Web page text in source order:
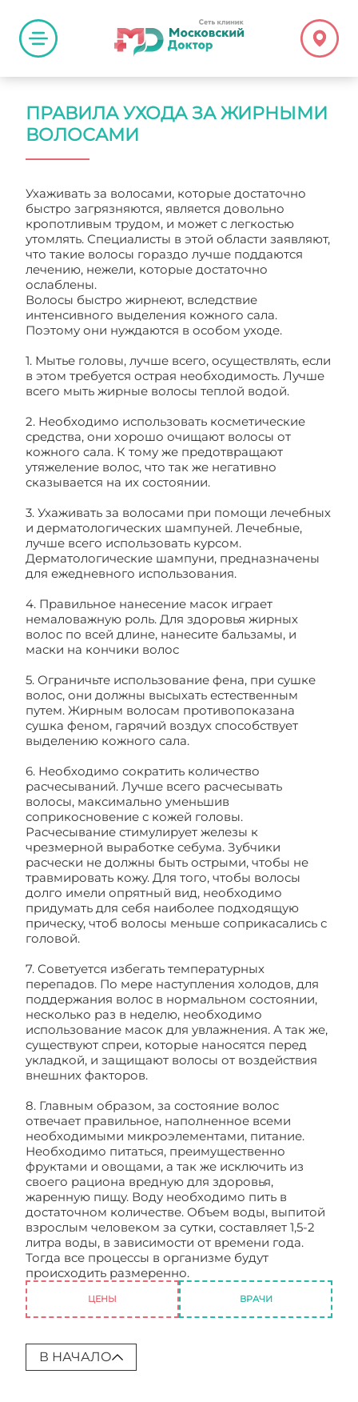
ПРАВИЛА УХОДА ЗА ЖИРНЫМИ
ВОЛОСАМИ
Ухаживать за волосами, которые достаточно
быстро загрязняются, является довольно
кропотливым трудом, и может с легкостью
утомлять. Специалисты в этой области заявляют,
что такие волосы гораздо лучше поддаются
лечению, нежели, которые достаточно
ослаблены.
Волосы быстро жирнеют, вследствие
интенсивного выделения кожного сала.
Поэтому они нуждаются в особом уходе.
1. Мытье головы, лучше всего, осуществлять, если
в этом требуется острая необходимость. Лучше
всего мыть жирные волосы теплой водой.
2. Необходимо использовать косметические
средства, они хорошо очищают волосы от
кожного сала. К тому же предотвращают
утяжеление волос, что так же негативно
сказывается на их состоянии.
3. Ухаживать за волосами при помощи лечебных
и дерматологических шампуней. Лечебные,
лучше всего использовать курсом.
Дерматологические шампуни, предназначены
для ежедневного использования.
4. Правильное нанесение масок играет
немаловажную роль. Для здоровья жирных
волос по всей длине, нанесите бальзамы, и
маски на кончики волос
5. Ограничьте использование фена, при сушке
волос, они должны высыхать естественным
путем. Жирным волосам противопоказана
сушка феном, гарячий воздух способствует
выделению кожного сала.
6. Необходимо сократить количество
расчесываний. Лучше всего расчесывать
волосы, максимально уменьшив
соприкосновение с кожей головы.
Расчесывание стимулирует железы к
чрезмерной выработке себума. Зубчики
расчески не должны быть острыми, чтобы не
травмировать кожу. Для того, чтобы волосы
долго имели опрятный вид, необходимо
придумать для себя наиболее подходящую
прическу, чтоб волосы меньше соприкасались с
головой.
7. Советуется избегать температурных
перепадов. По мере наступления холодов, для
поддержания волос в нормальном состоянии,
несколько раз в неделю, необходимо
использование масок для увлажнения. А так же,
существуют спреи, которые наносятся перед
укладкой, и защищают волосы от воздействия
внешних факторов.
8. Главным образом, за состояние волос
отвечает правильное, наполненное всеми
необходимыми микроэлементами, питание.
Необходимо питаться, преимущественно
фруктами и овощами, а так же исключить из
своего рациона вредную для здоровья,
жаренную пищу. Воду необходимо пить в
достаточном количестве. Объем воды, выпитой
взрослым человеком за сутки, составляет 1,5-2
литра воды, в зависимости от времени года.
Тогда все процессы в организме будут
происходить размеренно.
ЦЕНЫ ВРАЧИ
В НАЧАЛО